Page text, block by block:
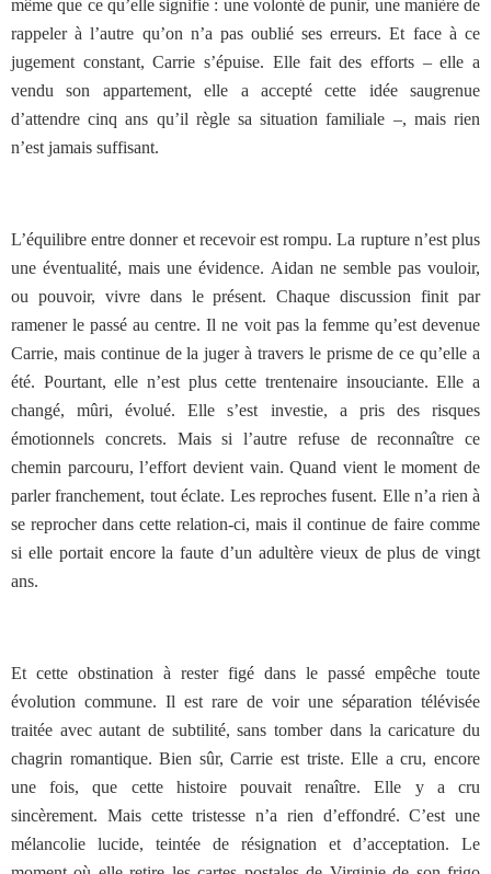
même que ce qu’elle signifie : une volonté de punir, une manière de
rappeler à l’autre qu’on n’a pas oublié ses erreurs. Et face à ce
jugement constant, Carrie s’épuise. Elle fait des efforts – elle a
vendu son appartement, elle a accepté cette idée saugrenue
d’attendre cinq ans qu’il règle sa situation familiale –, mais rien
n’est jamais suffisant.
L’équilibre entre donner et recevoir est rompu. La rupture n’est plus
une éventualité, mais une évidence. Aidan ne semble pas vouloir,
ou pouvoir, vivre dans le présent. Chaque discussion finit par
ramener le passé au centre. Il ne voit pas la femme qu’est devenue
Carrie, mais continue de la juger à travers le prisme de ce qu’elle a
été. Pourtant, elle n’est plus cette trentenaire insouciante. Elle a
changé, mûri, évolué. Elle s’est investie, a pris des risques
émotionnels concrets. Mais si l’autre refuse de reconnaître ce
chemin parcouru, l’effort devient vain. Quand vient le moment de
parler franchement, tout éclate. Les reproches fusent. Elle n’a rien à
se reprocher dans cette relation-ci, mais il continue de faire comme
si elle portait encore la faute d’un adultère vieux de plus de vingt
ans.
Et cette obstination à rester figé dans le passé empêche toute
évolution commune. Il est rare de voir une séparation télévisée
traitée avec autant de subtilité, sans tomber dans la caricature du
chagrin romantique. Bien sûr, Carrie est triste. Elle a cru, encore
une fois, que cette histoire pouvait renaître. Elle y a cru
sincèrement. Mais cette tristesse n’a rien d’effondré. C’est une
mélancolie lucide, teintée de résignation et d’acceptation. Le